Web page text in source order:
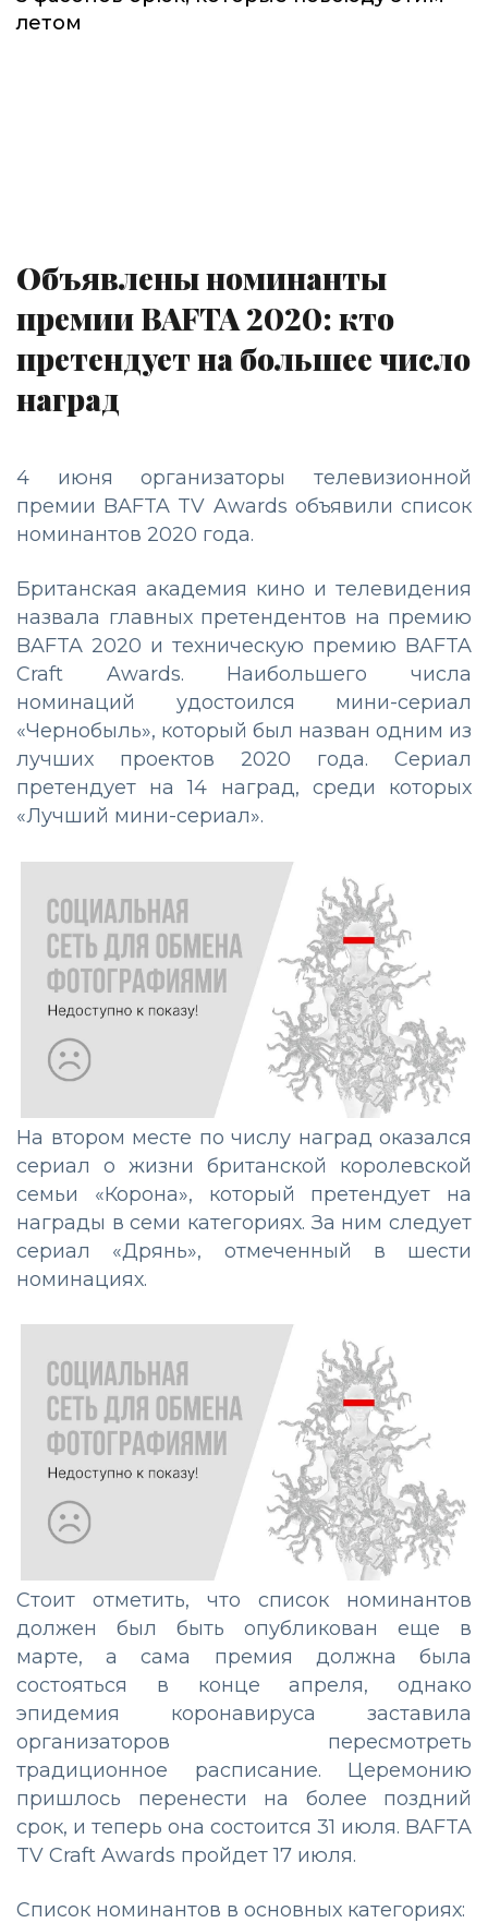
летом
Объявлены номинанты
премии BAFTA 2020: кто
претендует на большее число
наград
4 июня организаторы телевизионной
премии BAFTA TV Awards объявили список
номинантов 2020 года.
Британская академия кино и телевидения
назвала главных претендентов на премию
BAFTA 2020 и техническую премию BAFTA
Craft Awards. Наибольшего числа
номинаций удостоился мини-сериал
«Чернобыль», который был назван одним из
лучших проектов 2020 года. Сериал
претендует на 14 наград, среди которых
«Лучший мини-сериал».
На втором месте по числу наград оказался
сериал о жизни британской королевской
семьи «Корона», который претендует на
награды в семи категориях. За ним следует
сериал «Дрянь», отмеченный в шести
номинациях.
Стоит отметить, что список номинантов
должен был быть опубликован еще в
марте, а сама премия должна была
состояться в конце апреля, однако
эпидемия коронавируса заставила
организаторов пересмотреть
традиционное расписание. Церемонию
пришлось перенести на более поздний
срок, и теперь она состоится 31 июля. BAFTA
TV Craft Awards пройдет 17 июля.
Список номинантов в основных категориях: